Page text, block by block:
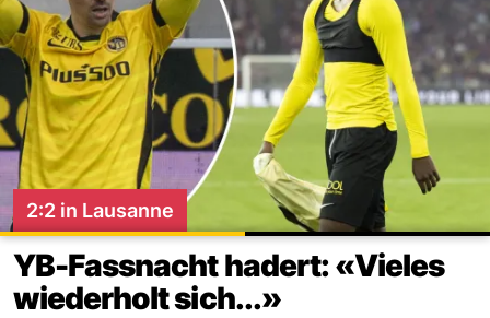
2:2 in Lausanne
YB-Fassnacht hadert: «Vieles
wiederholt sich...»